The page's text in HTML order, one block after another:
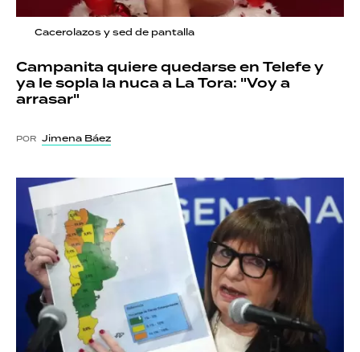
Cacerolazos y sed de pantalla
Campanita quiere quedarse en Telefe y
ya le sopla la nuca a La Tora: "Voy a
arrasar"
POR Jimena Báez